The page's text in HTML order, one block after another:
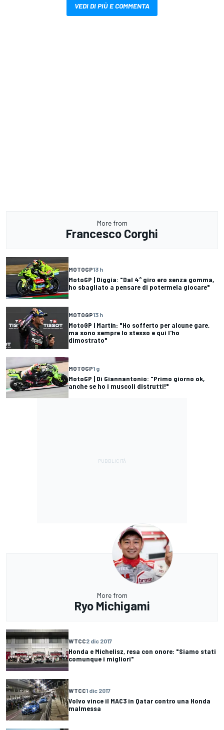
VEDI DI PIÙ E COMMENTA
More from
Francesco Corghi
MOTOGP13 h
MotoGP | Diggia: "Dal 4° giro ero senza gomma,
ho sbagliato a pensare di potermela giocare"
MOTOGP13 h
MotoGP | Martín: "Ho sofferto per alcune gare,
ma sono sempre lo stesso e qui l'ho
dimostrato"
MOTOGP1 g
MotoGP | Di Giannantonio: "Primo giorno ok,
anche se ho i muscoli distrutti!"
More from
Ryo Michigami
WTCC2 dic 2017
Honda e Michelisz, resa con onore: "Siamo stati
comunque i migliori"
WTCC1 dic 2017
Volvo vince il MAC3 in Qatar contro una Honda
malmessa